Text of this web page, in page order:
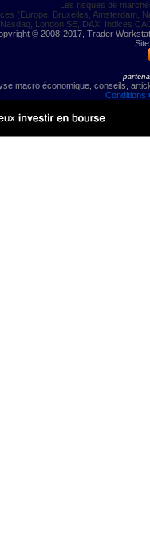
Les risques de
(Europe, Bruxelles, Amsterdam,
London SE, DAX, Indices
© 2008-2017, Trader
macro économique, conseils,
Conditions